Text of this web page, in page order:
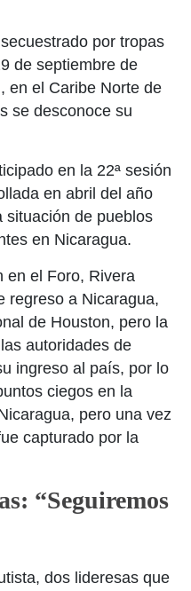
por tropas
de septiembre de
en el Caribe Norte de
se desconoce su
en la 22ª sesión
en abril del año
situación de pueblos
en Nicaragua.
en el Foro, Rivera
regreso a Nicaragua,
de Houston, pero la
autoridades de
ingreso al país, por lo
ciegos en la
pero una vez
capturado por la
“Seguiremos
dos lideresas que